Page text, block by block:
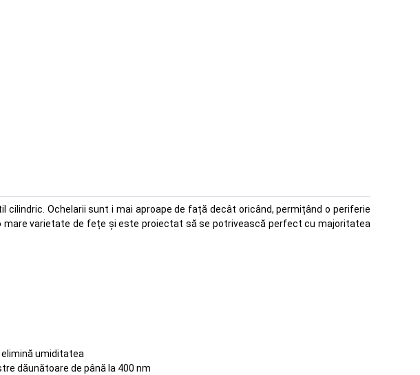
Ochelarii sunt i mai aproape de față decât oricând, permițând o periferie
mare varietate de fețe și este proiectat să se potrivească perfect cu majoritatea
umiditatea
dăunătoare de până la 400 nm